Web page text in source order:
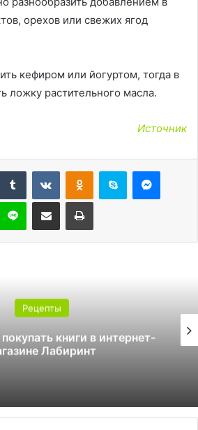
орехов или свежих ягод
кефиром или йогуртом, тогда в
ложку растительного масла.
Источник
Tumblr ВконтактеОдноклассники
Skype
Line Поделиться через электронную почту Печатать
Как стать инструктором по